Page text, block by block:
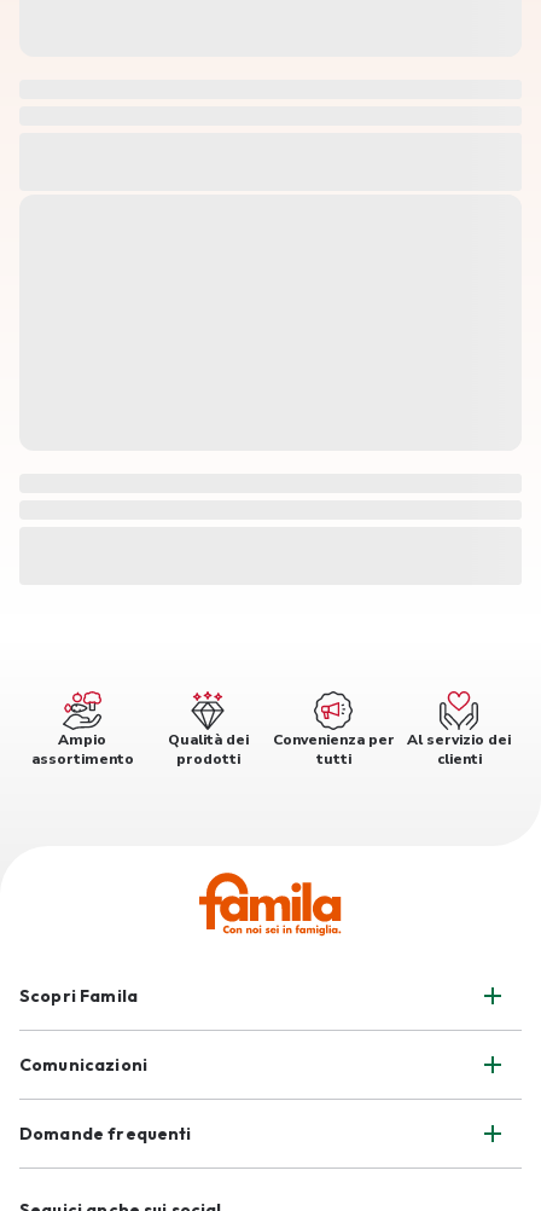
Ampio
assortimento
Qualità dei
prodotti
Convenienza per
tutti
Al servizio dei
clienti
Scopri Famila
Comunicazioni
Domande frequenti